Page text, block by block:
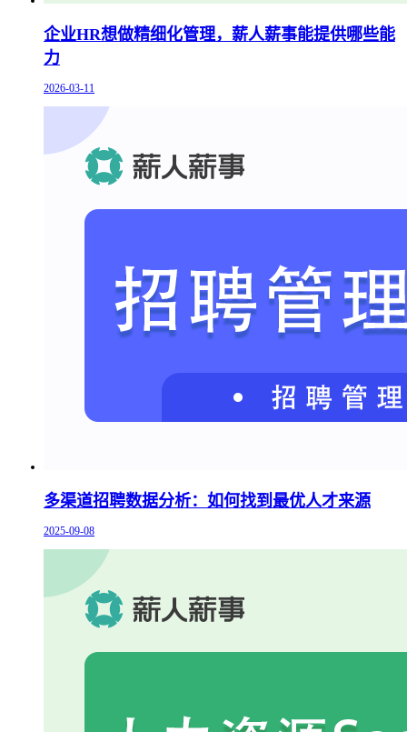
企业HR想做精细化管理，薪人薪事能提供哪些能
力
2026-03-11
多渠道招聘数据分析：如何找到最优人才来源
2025-09-08